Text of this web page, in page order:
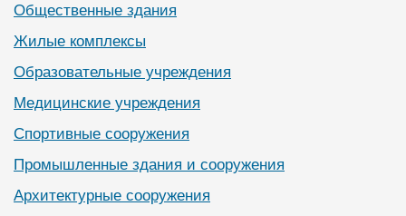
Общественные здания
Жилые комплексы
Образовательные учреждения
Медицинские учреждения
Спортивные сооружения
Промышленные здания и сооружения
Архитектурные сооружения